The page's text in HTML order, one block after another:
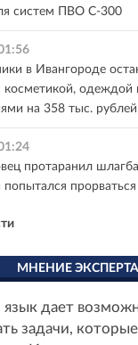
систем ПВО С-300
в Ивангороде
косметикой, одеждой
на 358 тыс. рублей
протаранил
попытался
МНЕНИЕ ЭКСПЕРТА
язык дает
задачи,